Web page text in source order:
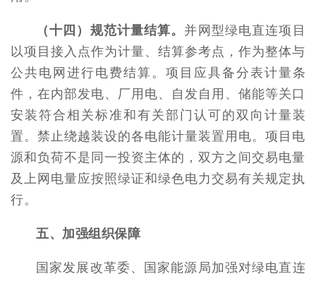
（十四）规范计量结算。 并网型绿电直连项目
以项目接入点作为计量、结算参考点，作为整体与
公共电网进行电费结算。项目应具备分表计量条
件，在内部发电、厂用电、自发自用、储能等关口
安装符合相关标准和有关部门认可的双向计量装
置。禁止绕越装设的各电能计量装置用电。项目电
源和负荷不是同一投资主体的，双方之间交易电量
及上网电量应按照绿证和绿色电力交易有关规定执
行。
五、加强组织保障
国家发展改革委、国家能源局加强对绿电直连